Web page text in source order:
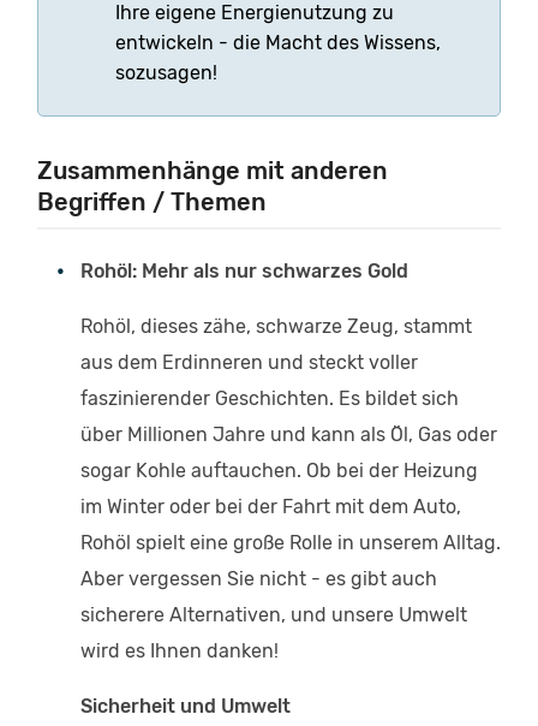
Ihre eigene Energienutzung zu
entwickeln - die Macht des Wissens,
sozusagen!
Zusammenhänge mit anderen
Begriffen / Themen
Rohöl: Mehr als nur schwarzes Gold
Rohöl, dieses zähe, schwarze Zeug, stammt
aus dem Erdinneren und steckt voller
faszinierender Geschichten. Es bildet sich
über Millionen Jahre und kann als Öl, Gas oder
sogar Kohle auftauchen. Ob bei der Heizung
im Winter oder bei der Fahrt mit dem Auto,
Rohöl spielt eine große Rolle in unserem Alltag.
Aber vergessen Sie nicht - es gibt auch
sicherere Alternativen, und unsere Umwelt
wird es Ihnen danken!
Sicherheit und Umwelt